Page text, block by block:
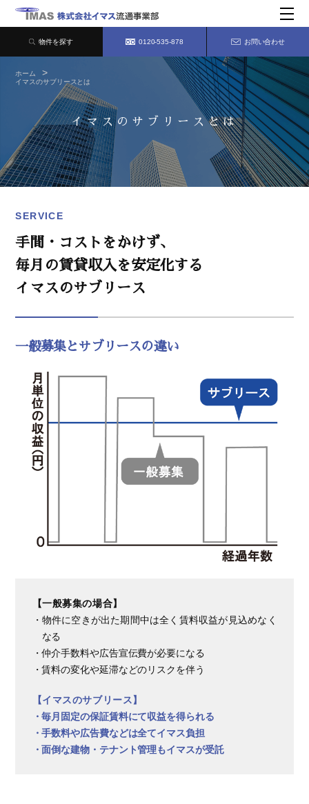
物件を探す 0120-535-878 お問い合わせ
ホーム
イマスのサブリースとは
イマスのサブリースとは
SERVICE
手間・コストをかけず、
毎月の賃貸収入を安定化する
イマスのサブリース
一般募集とサブリースの違い
【一般募集の場合】
・物件に空きが出た期間中は全く賃料収益が見込めなく
なる
・仲介手数料や広告宣伝費が必要になる
・賃料の変化や延滞などのリスクを伴う
【イマスのサブリース】
・毎月固定の保証賃料にて収益を得られる
・手数料や広告費などは全てイマス負担
・面倒な建物・テナント管理もイマスが受託